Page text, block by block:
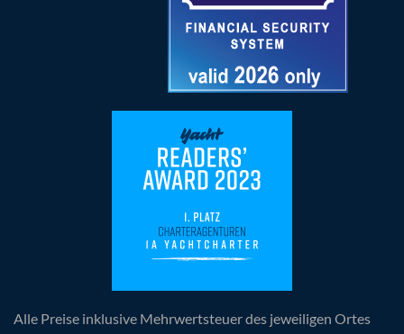
Alle Preise inklusive Mehrwertsteuer des jeweiligen Ortes